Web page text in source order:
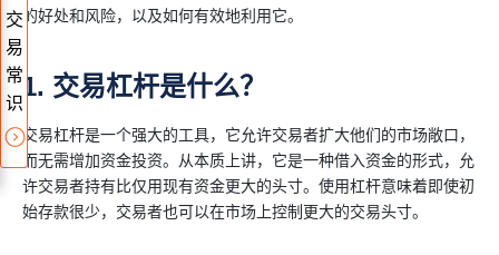
的好处和风险，以及如何有效地利用它。
1. 交易杠杆是什么？
交易杠杆是一个强大的工具，它允许交易者扩大他们的市场敞口，
而无需增加资金投资。从本质上讲，它是一种借入资金的形式，允
许交易者持有比仅用现有资金更大的头寸。使用杠杆意味着即使初
始存款很少，交易者也可以在市场上控制更大的交易头寸。
交
易
常
识